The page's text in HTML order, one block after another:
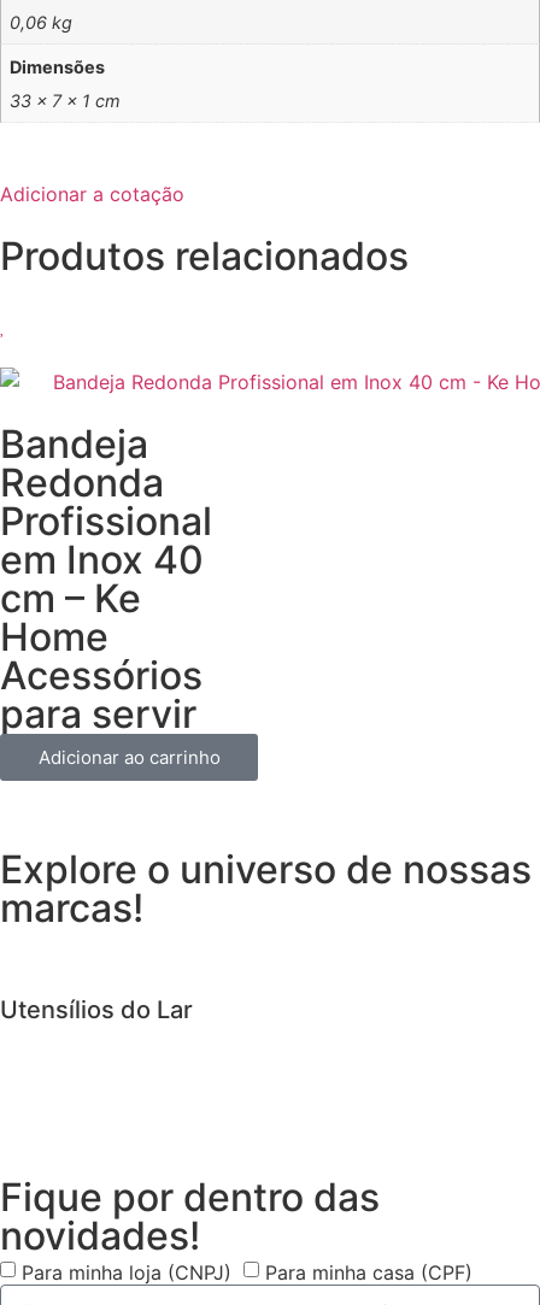
0,06 kg
Dimensões
33 × 7 × 1 cm
Adicionar a cotação
Produtos relacionados
Bandeja
Redonda
Profissional
em Inox 40
cm – Ke
Home
Acessórios
para servir
Adicionar ao carrinho
Explore o universo de nossas
marcas!
Utensílios do Lar
Fique por dentro das
novidades!
Para minha loja (CNPJ) Para minha casa (CPF)